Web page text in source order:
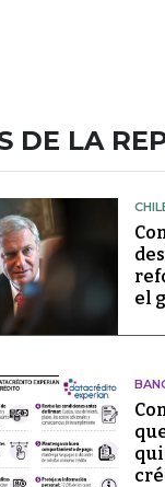
DE LA
el